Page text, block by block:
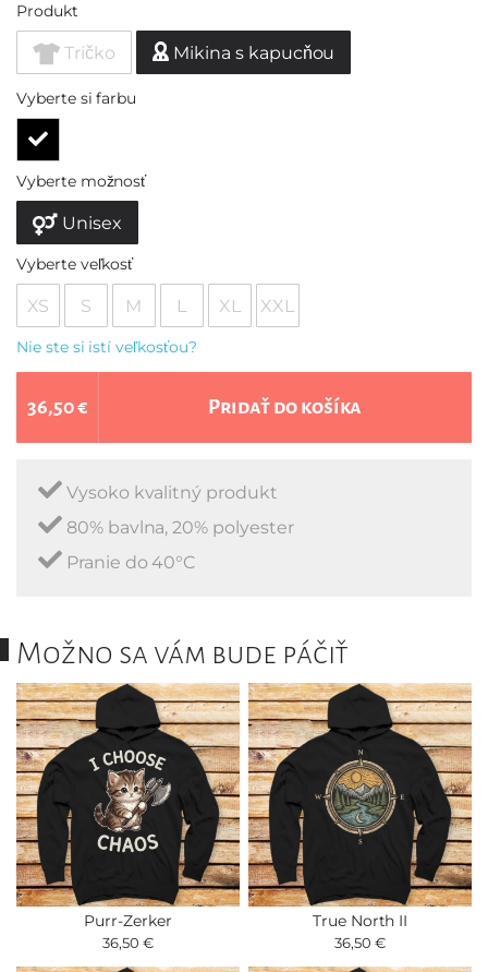
Produkt
Tričko Mikina s kapucňou
Vyberte si farbu
Vyberte možnosť
Unisex
Vyberte veľkosť
XS S M L XL XXL
Nie ste si istí veľkosťou?
36,50 € Pridať do košíka
Vysoko kvalitný produkt
80% bavlna, 20% polyester
Pranie do 40°C
Možno sa vám bude páčiť
Purr-Zerker
36,50 €
True North II
36,50 €